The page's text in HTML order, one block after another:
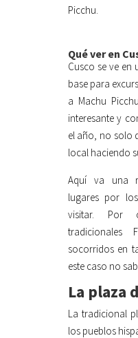
Picchu.
Qué ver en
Cusco se ve
base para
a Machu
interesante y
el año, no solo
local haciendo
Aquí va una
lugares por
visitar. Por
tradicionales
socorridos en
este caso no
La plaza
La tradicional
los pueblos